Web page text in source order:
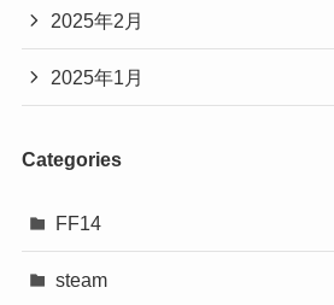
2025年2月
2025年1月
Categories
FF14
steam